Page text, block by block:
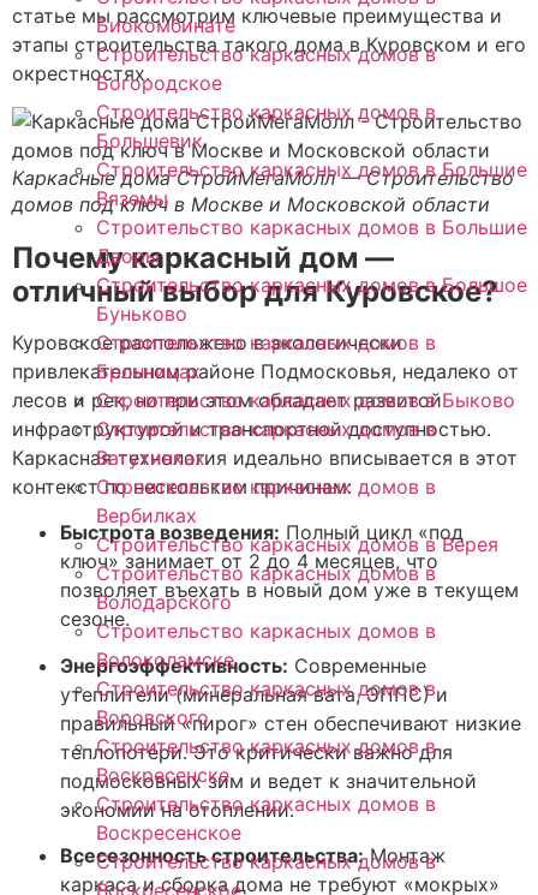
Биокомбинате
Строительство каркасных домов в
Богородское
Строительство каркасных домов в
Большевик
Строительство каркасных домов в Большие
Вяземы
Строительство каркасных домов в Большие
Дворы
Строительство каркасных домов в Большое
Буньково
Строительство каркасных домов в
Бронницах
Строительство каркасных домов в Быково
Строительство каркасных домов в
Ватутинках
Строительство каркасных домов в
Вербилках
Строительство каркасных домов в Верея
Строительство каркасных домов в
Володарского
Строительство каркасных домов в
Волоколамске
Строительство каркасных домов в
Воровского
Строительство каркасных домов в
Воскресенске
Строительство каркасных домов в
Воскресенское
Строительство каркасных домов в
Воскресенское
статье мы рассмотрим ключевые преимущества и
этапы строительства такого дома в Куровском и его
окрестностях.
Каркасные дома СтройМегаМолл — Строительство
домов под ключ в Москве и Московской области
Почему каркасный дом —
отличный выбор для Куровское?
Куровское расположено в экологически
привлекательном районе Подмосковья, недалеко от
лесов и рек, но при этом обладает развитой
инфраструктурой и транспортной доступностью.
Каркасная технология идеально вписывается в этот
контекст по нескольким причинам:
Быстрота возведения: Полный цикл «под
ключ» занимает от 2 до 4 месяцев, что
позволяет въехать в новый дом уже в текущем
сезоне.
Энергоэффективность: Современные
утеплители (минеральная вата, ЭППС) и
правильный «пирог» стен обеспечивают низкие
теплопотери. Это критически важно для
подмосковных зим и ведет к значительной
экономии на отоплении.
Всесезонность строительства:Монтаж
каркаса и сборка дома не требуют «мокрых»